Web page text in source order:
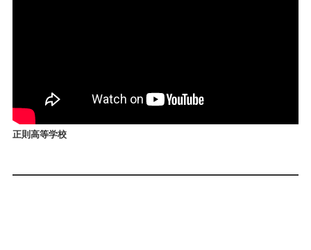
正則高等学校